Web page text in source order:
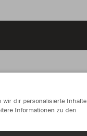
wir dir personalisierte Inhalte
Informationen zu den